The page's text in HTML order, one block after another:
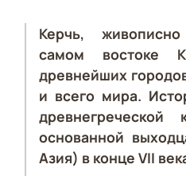
Керчь,
самом
древнейших
и всего мира.
древнегреческой
основанной
Азия) в конце VII